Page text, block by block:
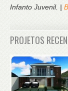
Infanto Juvenil. |
PROJETOS